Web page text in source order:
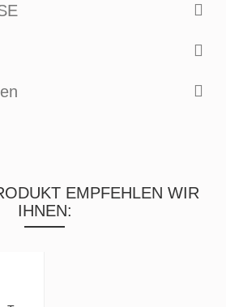
EMPFEHLEN WIR
IHNEN: